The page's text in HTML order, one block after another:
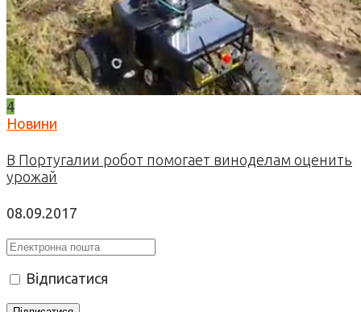
4
Новини
В Португалии робот помогает виноделам оценить
урожай
08.09.2017
Відписатися